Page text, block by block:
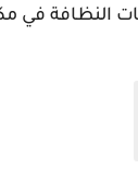
النظافة في